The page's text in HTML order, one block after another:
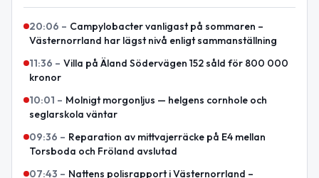
20:06 – Campylobacter vanligast på sommaren –
Västernorrland har lägst nivå enligt sammanställning
11:36 – Villa på Äland Södervägen 152 såld för 800 000
kronor
10:01 – Molnigt morgonljus — helgens cornhole och
seglarskola väntar
09:36 – Reparation av mittvajerräcke på E4 mellan
Torsboda och Fröland avslutad
07:43 – Nattens polisrapport i Västernorrland –